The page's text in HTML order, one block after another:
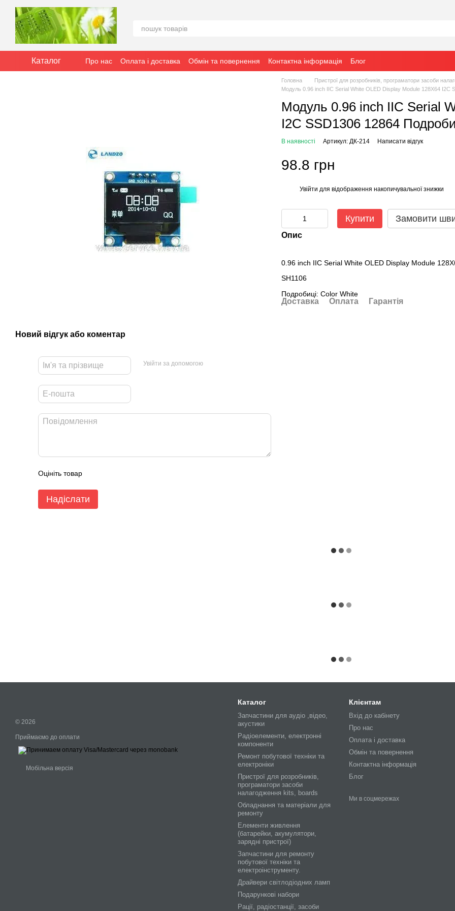
Перейти до основного контенту
Каталог Про нас Оплата і доставка Обмін та повернення Контактна інформація Блог
Новий відгук або коментар
Увійти за допомогою
Оцініть товар
Надіслати
Головна
Пристрої для розробників, програматори засоби
Модуль 0.96 inch IIC Serial White OLED Display Module 128X64 I2C
Модуль 0.96 inch IIC Serial
I2C SSD1306 12864
В наявності Артикул: ДК-214 Написати відгук
98.8 грн
Увійти для відображення накопичувальної знижки
Купити Замовити
Опис
0.96 inch IIC Serial White OLED Display Module
SH1106
Подробиці: Color White
Доставка Оплата Гарантія
© 2026
Приймаємо до оплати
Мобільна версія
Каталог
Запчастини для аудіо ,відео,
акустики
Радіоелементи, електронні
компоненти
Ремонт побутової техніки та
електроніки
Пристрої для розробників,
програматори засоби
налагодження kits, boards
Обладнання та матеріали для
ремонту
Елементи живлення
(батарейки, акумулятори,
зарядні пристрої)
Запчастини для ремонту
побутової техніки та
електроінструменту.
Драйвери світлодіодних ламп
Подарункові набори
Рації, радіостанції, засоби
Клієнтам
Вхід до кабінету
Про нас
Оплата і доставка
Обмін та повернення
Контактна інформація
Блог
Ми в соцмережах